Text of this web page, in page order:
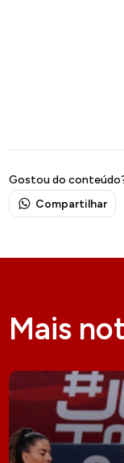
Gostou do
Compartilhar
Mais